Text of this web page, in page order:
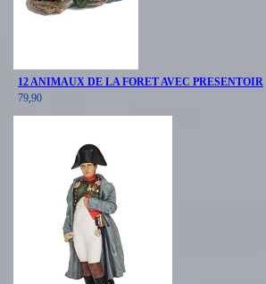
12 ANIMAUX DE LA FORET AVEC PRESENTOIR
79,90